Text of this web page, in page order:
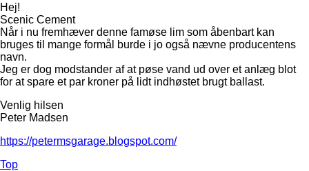
Hej!
Scenic Cement
Når i nu fremhæver denne famøse lim som åbenbart kan
bruges til mange formål burde i jo også nævne producentens
navn.
Jeg er dog modstander af at pøse vand ud over et anlæg blot
for at spare et par kroner på lidt indhøstet brugt ballast.
Venlig hilsen
Peter Madsen
https://petermsgarage.blogspot.com/
Top